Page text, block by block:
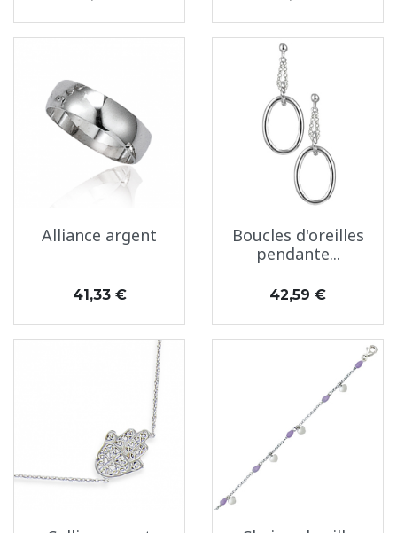
Alliance argent
Prix
41,33 €
Boucles d'oreilles
pendante...
Prix
42,59 €